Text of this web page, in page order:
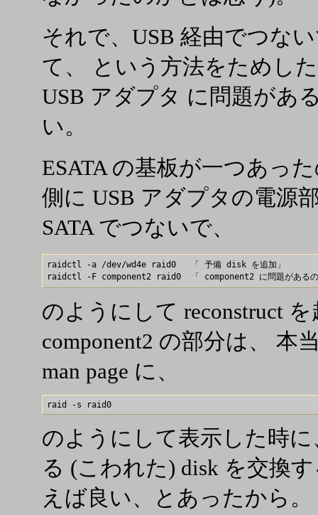
それで、USB 経由でつな
て、 という方法をためし
USB アダプタ に問題があ
い。
ESATA の基板が一つあっ
側に USB アダプタの電源
SATA でつないで、
raidctl -a /dev/wd4e raid0   「 予備 disk を追加」
のようにして reconstruct
component2 の部分は、 本
man page に、
のようにして表示した時
る (こわれた) disk を交換
えば良い、とあったから。